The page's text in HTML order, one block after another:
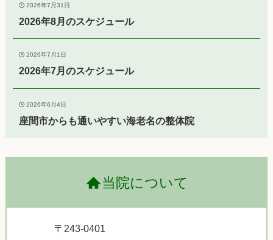
2026年7月31日
2026年8月のスケジュール
2026年7月1日
2026年7月のスケジュール
2026年6月4日
座間市からも通いやすい海老名の整体院
当院について
〒243-0401